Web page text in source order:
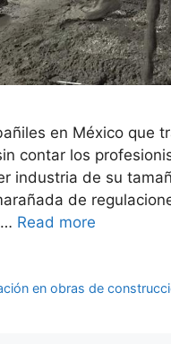
en México que
contar los
industria de su
de
Read more
en obras de